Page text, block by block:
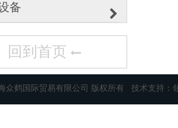
备
回到首页
众鹤国际贸易有限公司 版权所有 技术支持：